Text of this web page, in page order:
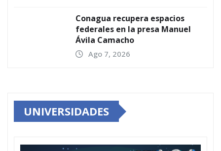
Conagua recupera espacios
federales en la presa Manuel
Ávila Camacho
Ago 7, 2026
UNIVERSIDADES